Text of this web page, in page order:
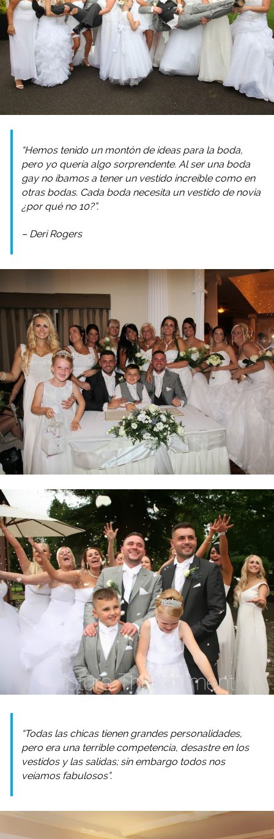
“Hemos tenido un montón de ideas para la boda,
pero yo quería algo sorprendente. Al ser una boda
gay no íbamos a tener un vestido increíble como en
otras bodas. Cada boda necesita un vestido de novia
¿por qué no 10?”.
– Deri Rogers
“Todas las chicas tienen grandes personalidades,
pero era una terrible competencia, desastre en los
vestidos y las salidas; sin embargo todos nos
veíamos fabulosos”.